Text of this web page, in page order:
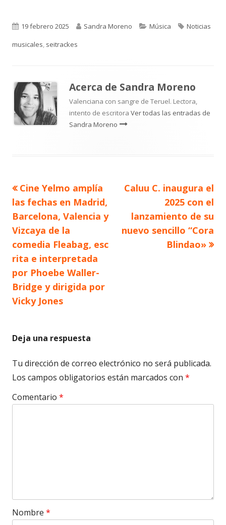
Publicado
el
19 febrero 2025 Autor
Sandra Moreno Categorías
Música Etiquetas
Noticias
musicales, seitrackes
Acerca de Sandra Moreno
Valenciana con sangre de Teruel. Lectora,
intento de escritora Ver todas las entradas de
Sandra Moreno
Navegación
de
entradas
Artículo
anterior
Cine Yelmo amplía
las fechas en Madrid,
Barcelona, Valencia y
Vizcaya de la
comedia Fleabag, esc
rita e interpretada
por Phoebe Waller-
Bridge y dirigida por
Vicky Jones
Artículo
siguiente
Caluu C. inaugura el
2025 con el
lanzamiento de su
nuevo sencillo “Cora
Blindao»
Deja una respuesta
Tu dirección de correo electrónico no será publicada.
Los campos obligatorios están marcados con *
Comentario *
Nombre *